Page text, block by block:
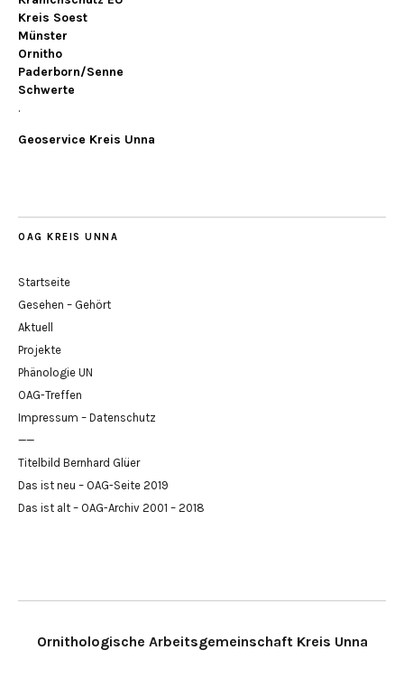
Kreis Soest
Münster
Ornitho
Paderborn/Senne
Schwerte
.
Geoservice Kreis Unna
OAG KREIS UNNA
Startseite
Gesehen – Gehört
Aktuell
Projekte
Phänologie UN
OAG-Treffen
Impressum – Datenschutz
——
Titelbild Bernhard Glüer
Das ist neu – OAG-Seite 2019
Das ist alt – OAG-Archiv 2001 – 2018
Ornithologische Arbeitsgemeinschaft Kreis Unna